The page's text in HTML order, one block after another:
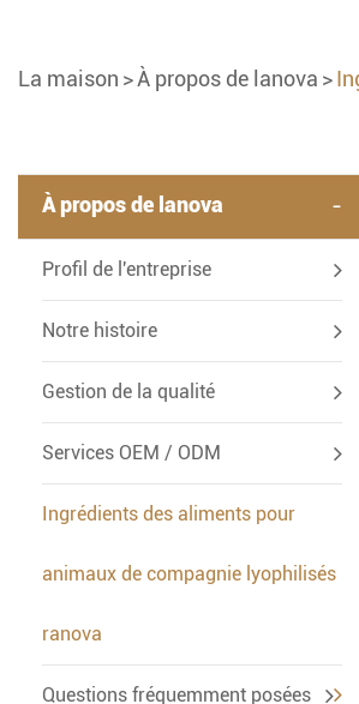
La maison À propos de lanova
À propos de lanova -
Profil de l'entreprise
Notre histoire
Gestion de la qualité
Services OEM / ODM
Ingrédients des aliments pour
animaux de compagnie lyophilisés
ranova
Questions fréquemment posées